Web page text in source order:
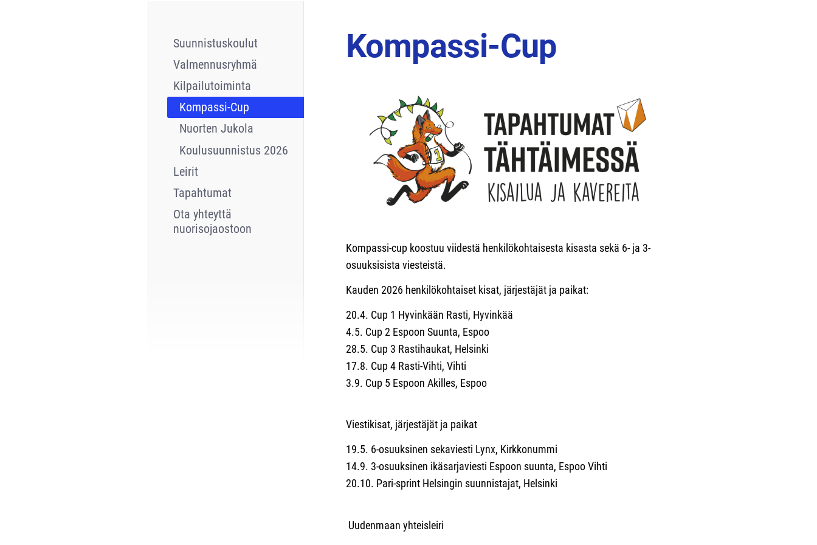
Suunnistuskoulut
Valmennusryhmä
Kilpailutoiminta
Kompassi-Cup
Nuorten Jukola
Koulusuunnistus 2026
Leirit
Tapahtumat
Ota yhteyttä
nuorisojaostoon
Kompassi-Cup
Kompassi-cup koostuu viidestä henkilökohtaisesta kisasta sekä 6- ja 3-
osuuksisista viesteistä.
Kauden 2026 henkilökohtaiset kisat, järjestäjät ja paikat:
20.4. Cup 1 Hyvinkään Rasti, Hyvinkää
4.5. Cup 2 Espoon Suunta, Espoo
28.5. Cup 3 Rastihaukat, Helsinki
17.8. Cup 4 Rasti-Vihti, Vihti
3.9. Cup 5 Espoon Akilles, Espoo
Viestikisat, järjestäjät ja paikat
19.5. 6-osuuksinen sekaviesti Lynx, Kirkkonummi
14.9. 3-osuuksinen ikäsarjaviesti Espoon suunta, Espoo Vihti
20.10. Pari-sprint Helsingin suunnistajat, Helsinki
Uudenmaan yhteisleiri